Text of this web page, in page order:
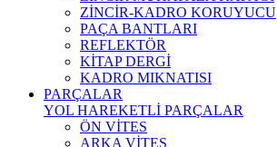
ZİNCİR-KADRO KORUYUCU
PAÇA BANTLARI
REFLEKTÖR
KİTAP DERGİ
KADRO MIKNATISI
PARÇALAR
YOL HAREKETLİ PARÇALAR
ÖN VİTES
ARKA VİTES